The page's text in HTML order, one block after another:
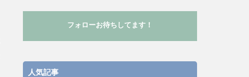
フォローお待ちしてます！
人気記事